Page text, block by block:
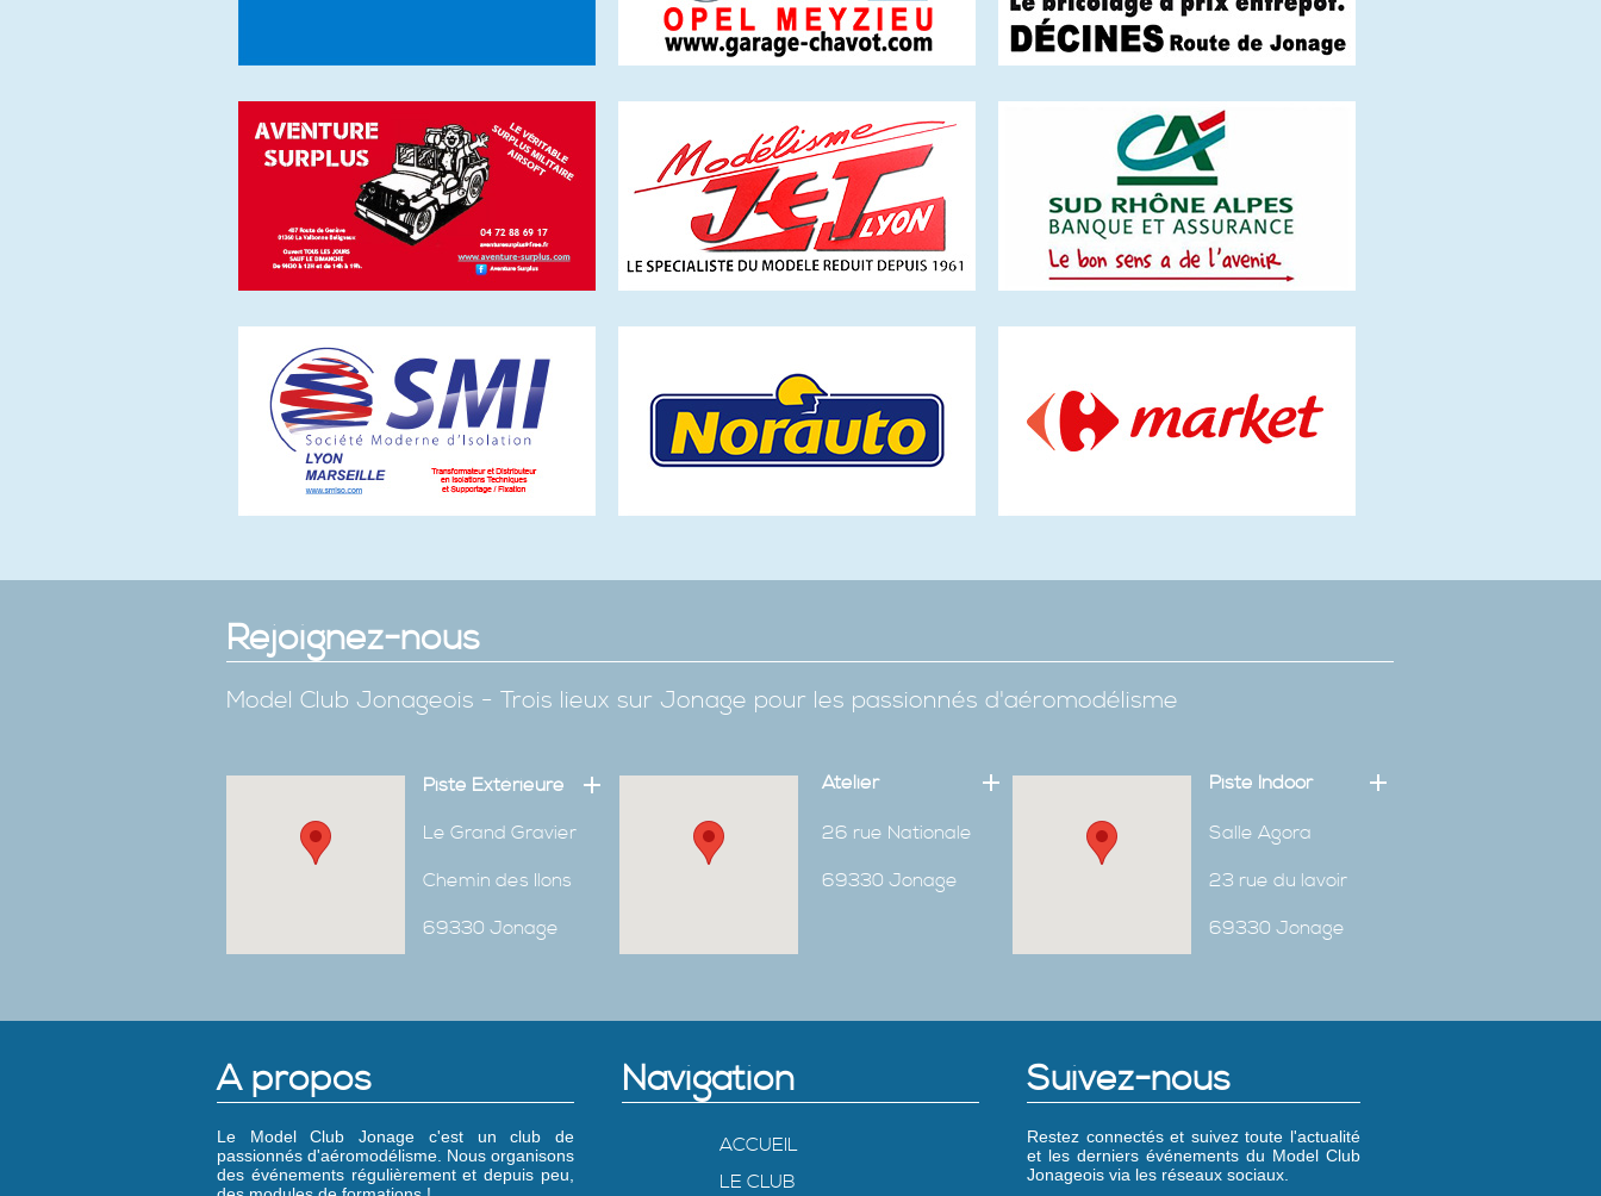
Rejoignez-nous
Model Club Jonageois - Trois lieux sur Jonage pour les passionnés d'aéromodélisme
Piste Extérieure
Le Grand Gravier
Chemin des Ilons
69330 Jonage
Atelier
26 rue Nationale
69330 Jonage
Piste Indoor
Salle Agora
23 rue du lavoir
69330 Jonage
A propos
Le Model Club Jonage c'est un club de
passionnés d'aéromodélisme. Nous organisons
des événements régulièrement et depuis peu,
Navigation
ACCUEIL
LE CLUB
Suivez-nous
Restez connectés et suivez toute l'actualité
et les derniers événements du Model Club
Jonageois via les réseaux sociaux.